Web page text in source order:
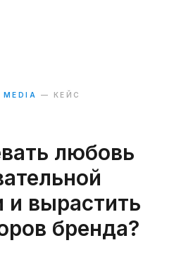
MEDIA — КЕЙС
любовь
и вырастить
бренда?